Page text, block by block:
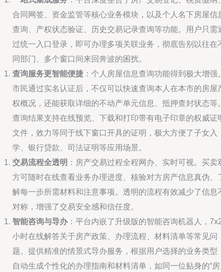
合同网签、资金监管等核心业务模块，以及个人名下房屋信
查询、产权状态验证、历史交易记录查询等功能。用户只需
过统一入口登录，即可办理多项关联业务，彻底告别以往在
同部门、多个窗口间来回奔波的困扰。
查询服务更智能便捷 ：个人房屋信息查询功能得到极大增强
市民通过实名认证后，不仅可以快速查询本人在本市的房屋
权概况，还能获取详细的不动产单元信息、抵押查封状态等
查询结果支持在线预览、下载和打印带有电子印章的权威证
文件，效力等同于线下窗口开具的证明，极大方便了子女入
学、银行贷款、司法证明等应用场景。
交易流程全透明 ：房产交易过程全程网办、实时可视。买卖
方可随时在线查看业务办理进度、核验对方房产信息真伪、
解每一步所需材料和注意事项。透明的流程有效减少了信息
对称，增强了交易安全感和信任度。
智能咨询与导办：平台内嵌了升级版的智能咨询机器人，
小时在线解答关于房产政策、办理流程、材料清单等常见问
题。提供精准的情景式导办服务，根据用户选择的业务类型
自动生成个性化的办理指南和材料清单，如同一位贴身的“